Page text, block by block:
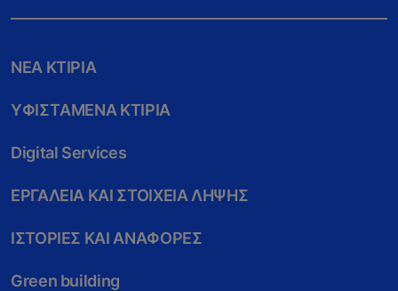
ΝEΑ ΚΤIΡΙΑ
ΥΦΙΣΤAΜΕΝΑ ΚΤIΡΙΑ
Digital Services
ΕΡΓΑΛΕIΑ ΚΑΙ ΣΤΟΙΧΕIΑ ΛHΨΗΣ
ΙΣΤΟΡIΕΣ ΚΑΙ ΑΝΑΦΟΡEΣ
Green building